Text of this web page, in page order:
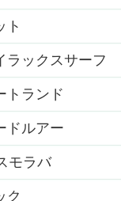
ト
ラックスサーフ
トランド
ドルアー
モラバ
ク